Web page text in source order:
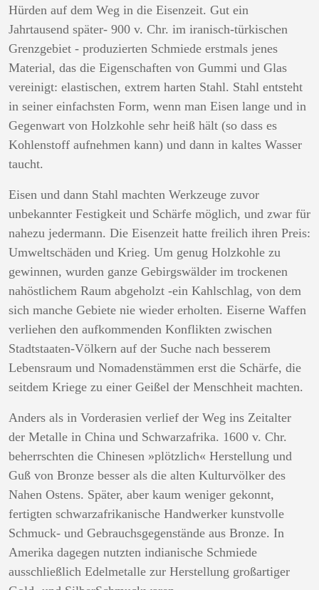
Hürden auf dem Weg in die Eisenzeit. Gut ein
Jahrtausend später- 900 v. Chr. im iranisch-türkischen
Grenzgebiet - produzierten Schmiede erstmals jenes
Material, das die Eigenschaften von Gummi und Glas
vereinigt: elastischen, extrem harten Stahl. Stahl entsteht
in seiner einfachsten Form, wenn man Eisen lange und in
Gegenwart von Holzkohle sehr heiß hält (so dass es
Kohlenstoff aufnehmen kann) und dann in kaltes Wasser
taucht.
Eisen und dann Stahl machten Werkzeuge zuvor
unbekannter Festigkeit und Schärfe möglich, und zwar für
nahezu jedermann. Die Eisenzeit hatte freilich ihren Preis:
Umweltschäden und Krieg. Um genug Holzkohle zu
gewinnen, wurden ganze Gebirgswälder im trockenen
nahöstlichem Raum abgeholzt -ein Kahlschlag, von dem
sich manche Gebiete nie wieder erholten. Eiserne Waffen
verliehen den aufkommenden Konflikten zwischen
Stadtstaaten-Völkern auf der Suche nach besserem
Lebensraum und Nomadenstämmen erst die Schärfe, die
seitdem Kriege zu einer Geißel der Menschheit machten.
Anders als in Vorderasien verlief der Weg ins Zeitalter
der Metalle in China und Schwarzafrika. 1600 v. Chr.
beherrschten die Chinesen »plötzlich« Herstellung und
Guß von Bronze besser als die alten Kulturvölker des
Nahen Ostens. Später, aber kaum weniger gekonnt,
fertigten schwarzafrikanische Handwerker kunstvolle
Schmuck- und Gebrauchsgegenstände aus Bronze. In
Amerika dagegen nutzten indianische Schmiede
ausschließlich Edelmetalle zur Herstellung großartiger